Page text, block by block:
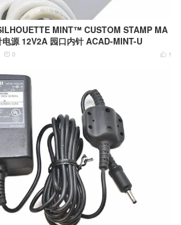
MINT™ CUSTOM STAMP MA
源 12V2A 园口内针 ACAD-MINT-U
 1
 0